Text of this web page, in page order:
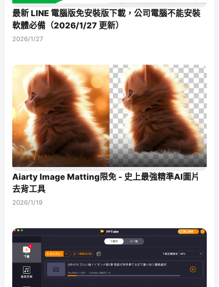
最新 LINE 電腦版免安裝版下載，公司電腦不能安裝
軟體必備（2026/1/27 更新）
2026/1/27
Aiarty Image Matting限免 - 史上最強精準AI圖片
去背工具
2026/1/19